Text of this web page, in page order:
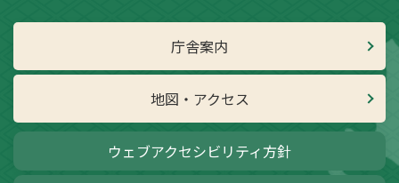
庁舎案内
地図・アクセス
ウェブアクセシビリティ方針